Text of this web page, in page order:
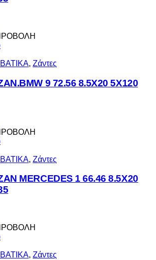
, Ζάντες
9 72.56 8.5X20 5X120
, Ζάντες
MERCEDES 1 66.46 8.5X20
, Ζάντες